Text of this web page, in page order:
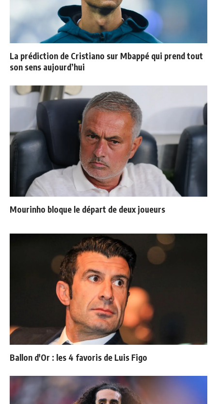
La prédiction de Cristiano sur Mbappé qui prend tout
son sens aujourd’hui
Mourinho bloque le départ de deux joueurs
Ballon d'Or : les 4 favoris de Luis Figo